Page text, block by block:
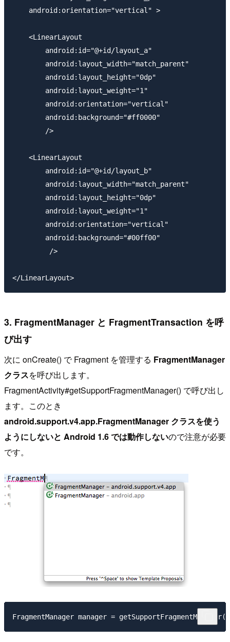
    android:orientation="vertical" >
    <LinearLayout
        android:id="@+id/layout_a"
        android:layout_width="match_parent"
        android:layout_height="0dp"
        android:layout_weight="1"
        android:orientation="vertical"
        android:background="#ff0000"
        />
    <LinearLayout
        android:id="@+id/layout_b"
        android:layout_width="match_parent"
        android:layout_height="0dp"
        android:layout_weight="1"
        android:orientation="vertical"
        android:background="#00ff00"
         />
3. FragmentManager と FragmentTransaction を呼
び出す
次に onCreate() で Fragment を管理する FragmentManager
クラスを呼び出します。
FragmentActivity#getSupportFragmentManager() で呼び出し
ます。このとき
android.support.v4.app.FragmentManager クラスを使う
ようにしないと Android 1.6 では動作しないので注意が必要
です。